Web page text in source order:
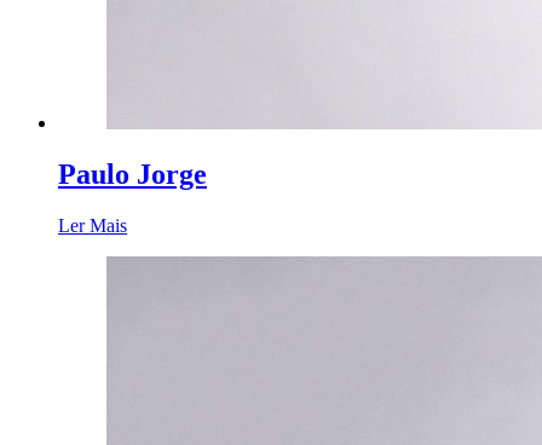
Paulo Jorge
Ler Mais